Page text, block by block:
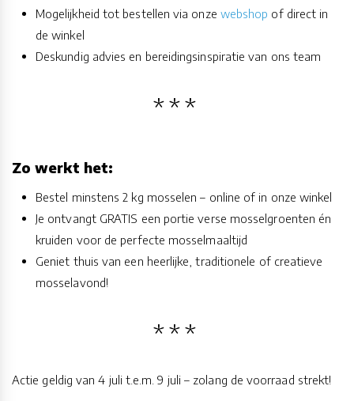
Mogelijkheid tot bestellen via onze webshop of direct in
de winkel
Deskundig advies en bereidingsinspiratie van ons team
Zo werkt het:
Bestel minstens 2 kg mosselen – online of in onze winkel
Je ontvangt GRATIS een portie verse mosselgroenten én
kruiden voor de perfecte mosselmaaltijd
Geniet thuis van een heerlijke, traditionele of creatieve
mosselavond!
Actie geldig van 4 juli t.e.m. 9 juli – zolang de voorraad strekt!